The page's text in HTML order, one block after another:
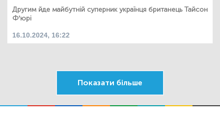
Другим йде майбутній суперник українця британець Тайсон
Ф'юрі
16.10.2024, 16:22
Показати більше